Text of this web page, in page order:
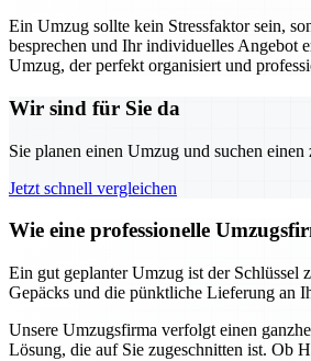
Ein Umzug sollte kein Stressfaktor sein,
besprechen und Ihr individuelles Angebot
Umzug, der perfekt organisiert und
Wir sind für Sie da
Sie planen einen Umzug und suchen
Jetzt schnell vergleichen
Wie eine professionelle
Ein gut geplanter Umzug ist der Schlüssel
Gepäcks und die pünktliche Lieferung an
Unsere Umzugsfirma verfolgt einen
Lösung, die auf Sie zugeschnitten ist. Ob